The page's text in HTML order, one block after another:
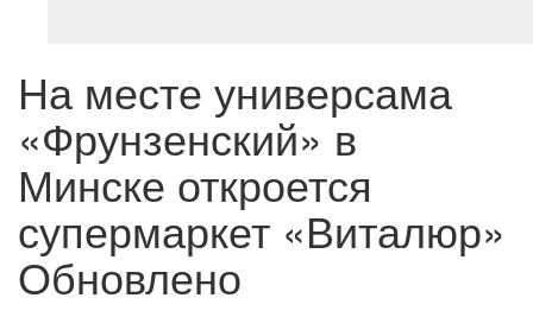
На месте универсама
«Фрунзенский» в
Минске откроется
супермаркет «Виталюр»
Обновлено